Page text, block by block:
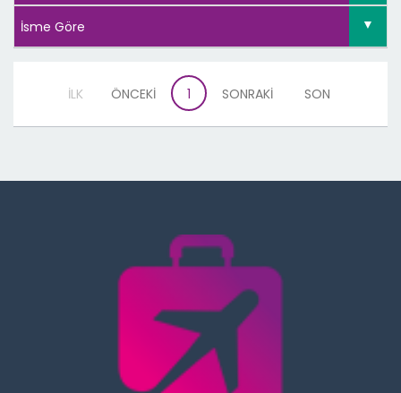
İLK ÖNCEKİ 1 SONRAKİ SON